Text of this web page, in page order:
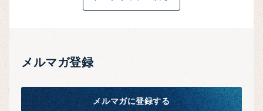
メルマガ登録
メルマガに登録する